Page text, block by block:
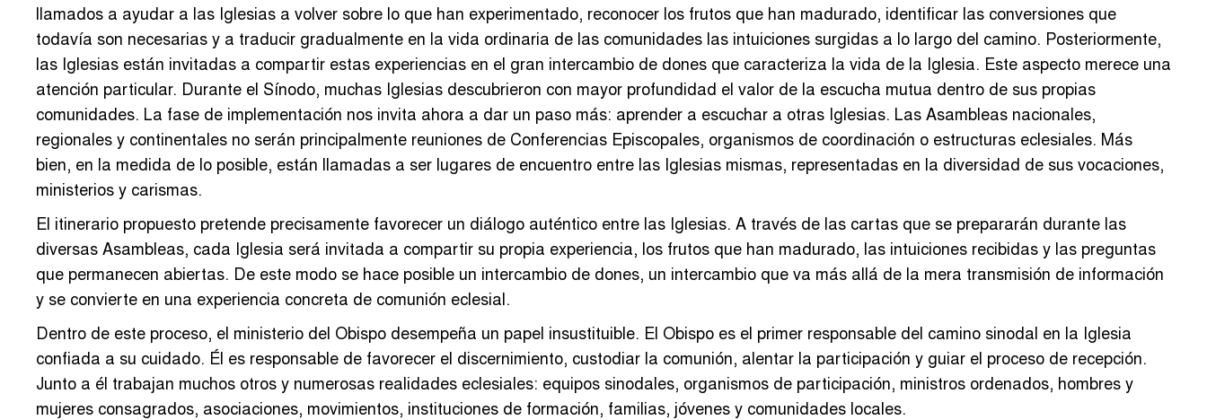
llamados a ayudar a las Iglesias a volver sobre lo que han experimentado, reconocer los frutos que han madurado, identificar las conversiones que
todavía son necesarias y a traducir gradualmente en la vida ordinaria de las comunidades las intuiciones surgidas a lo largo del camino. Posteriormente,
las Iglesias están invitadas a compartir estas experiencias en el gran intercambio de dones que caracteriza la vida de la Iglesia. Este aspecto merece una
atención particular. Durante el Sínodo, muchas Iglesias descubrieron con mayor profundidad el valor de la escucha mutua dentro de sus propias
comunidades. La fase de implementación nos invita ahora a dar un paso más: aprender a escuchar a otras Iglesias. Las Asambleas nacionales,
regionales y continentales no serán principalmente reuniones de Conferencias Episcopales, organismos de coordinación o estructuras eclesiales. Más
bien, en la medida de lo posible, están llamadas a ser lugares de encuentro entre las Iglesias mismas, representadas en la diversidad de sus vocaciones,
ministerios y carismas.
El itinerario propuesto pretende precisamente favorecer un diálogo auténtico entre las Iglesias. A través de las cartas que se prepararán durante las
diversas Asambleas, cada Iglesia será invitada a compartir su propia experiencia, los frutos que han madurado, las intuiciones recibidas y las preguntas
que permanecen abiertas. De este modo se hace posible un intercambio de dones, un intercambio que va más allá de la mera transmisión de información
y se convierte en una experiencia concreta de comunión eclesial.
Dentro de este proceso, el ministerio del Obispo desempeña un papel insustituible. El Obispo es el primer responsable del camino sinodal en la Iglesia
confiada a su cuidado. Él es responsable de favorecer el discernimiento, custodiar la comunión, alentar la participación y guiar el proceso de recepción.
Junto a él trabajan muchos otros y numerosas realidades eclesiales: equipos sinodales, organismos de participación, ministros ordenados, hombres y
mujeres consagrados, asociaciones, movimientos, instituciones de formación, familias, jóvenes y comunidades locales.